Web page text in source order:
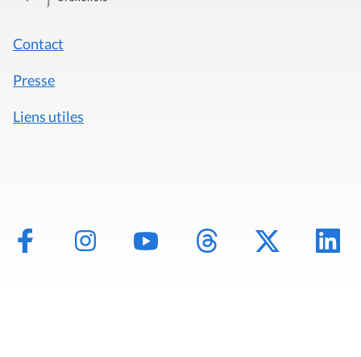
Contact
Presse
Liens utiles